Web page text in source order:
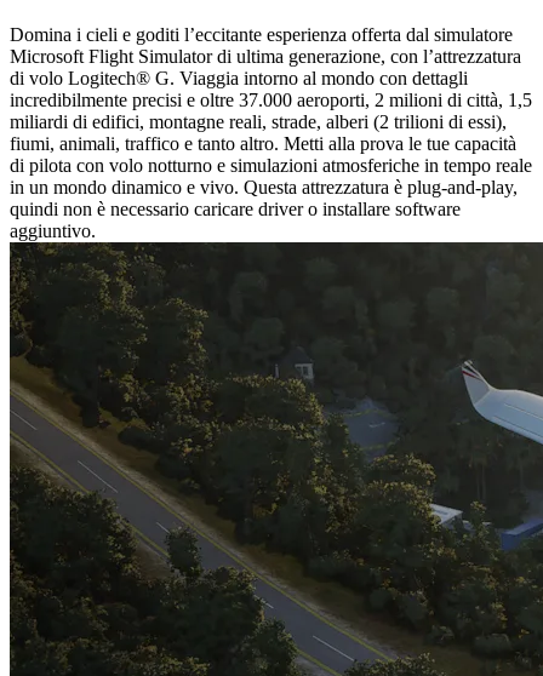
Domina i cieli e goditi l’eccitante esperienza offerta dal simulatore
Microsoft Flight Simulator di ultima generazione, con l’attrezzatura
di volo Logitech® G. Viaggia intorno al mondo con dettagli
incredibilmente precisi e oltre 37.000 aeroporti, 2 milioni di città, 1,5
miliardi di edifici, montagne reali, strade, alberi (2 trilioni di essi),
fiumi, animali, traffico e tanto altro. Metti alla prova le tue capacità
di pilota con volo notturno e simulazioni atmosferiche in tempo reale
in un mondo dinamico e vivo. Questa attrezzatura è plug-and-play,
quindi non è necessario caricare driver o installare software
aggiuntivo.